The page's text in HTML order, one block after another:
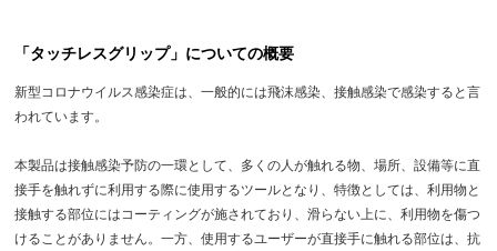
「タッチレスグリップ」についての概要
新型コロナウイルス感染症は、一般的には飛沫感染、接触感染で感染すると言
われています。
本製品は接触感染予防の一環として、多くの人が触れる物、場所、設備等に直
接手を触れずに利用する際に使用するツールとなり、特徴としては、利用物と
接触する部位にはコーティングが施されており、滑らない上に、利用物を傷つ
けることがありません。一方、使用するユーザーが直接手に触れる部位は、抗